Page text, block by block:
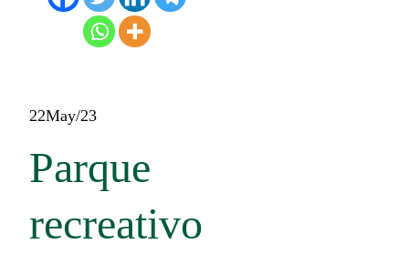
22May/23
Parque
recreativo